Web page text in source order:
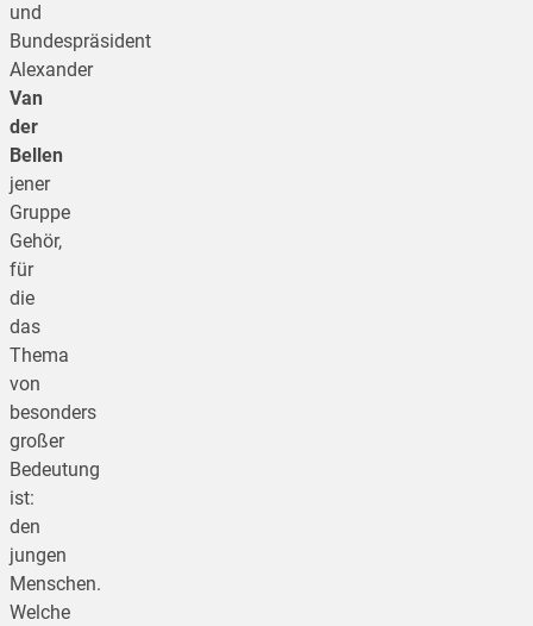
und
Bundespräsident
Alexander
Van
der
Bellen
jener
Gruppe
Gehör,
für
die
das
Thema
von
besonders
großer
Bedeutung
ist:
den
jungen
Menschen.
Welche